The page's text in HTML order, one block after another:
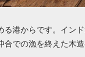
港からです。イン
での漁を終えた木